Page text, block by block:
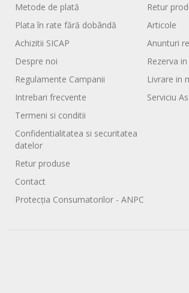
Metode de plată
Plata în rate fără dobândă
Achizitii SICAP
Despre noi
Regulamente Campanii
Intrebari frecvente
Termeni si conditii
Confidentialitatea si securitatea
datelor
Retur produse
Contact
Protecția Consumatorilor - ANPC
Retur
Articole
Anunturi
Rezerva
Livrare in
Serviciu